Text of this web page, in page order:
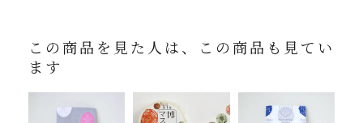
この商品を見た人は、この商品も見てい
ます